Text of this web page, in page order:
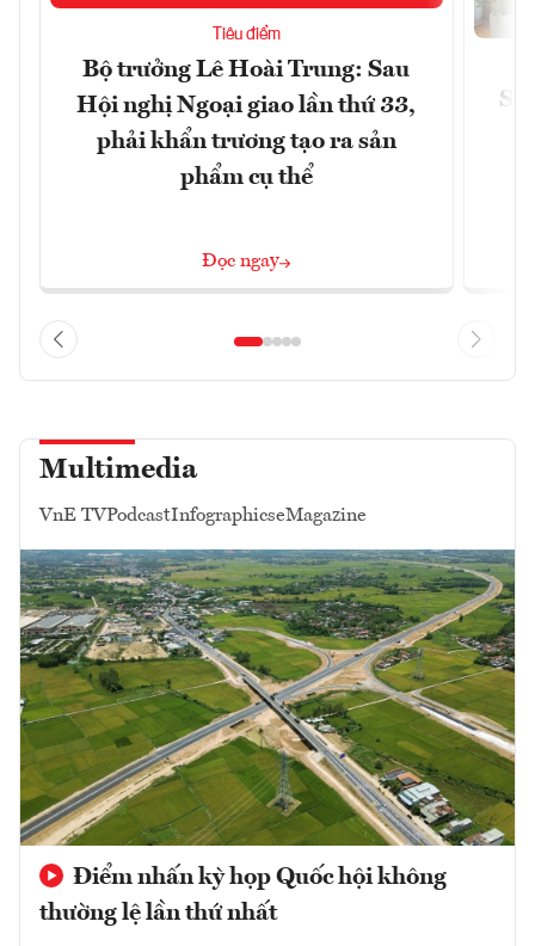
Tiêu điểm
Bộ trưởng Lê Hoài Trung: Sau
Hội nghị Ngoại giao lần thứ 33,
phải khẩn trương tạo ra sản
phẩm cụ thể
Đọc ngay
Multimedia
VnE TVPodcastInfographicseMagazine
Điểm nhấn kỳ họp Quốc hội không
thường lệ lần thứ nhất